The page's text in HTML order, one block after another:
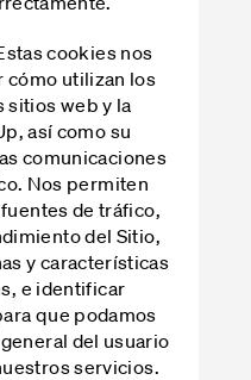
cookies nos
cómo utilizan los
sitios web y la
así como su
comunicaciones
Nos permiten
de tráfico,
del Sitio,
y características
e identificar
que podamos
del usuario
servicios.